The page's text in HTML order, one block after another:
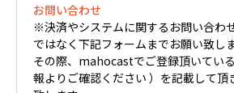
お問い合わせ
※決済やシステムに関するお問い合わ
ではなく下記フォームまでお願い致しま
その際、mahocastでご登録頂いてい
報よりご確認ください ）を記載して頂